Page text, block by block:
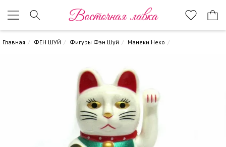
Восточная лавка
Главная ФЕН ШУЙ Фигуры Фэн Шуй Манеки Неко